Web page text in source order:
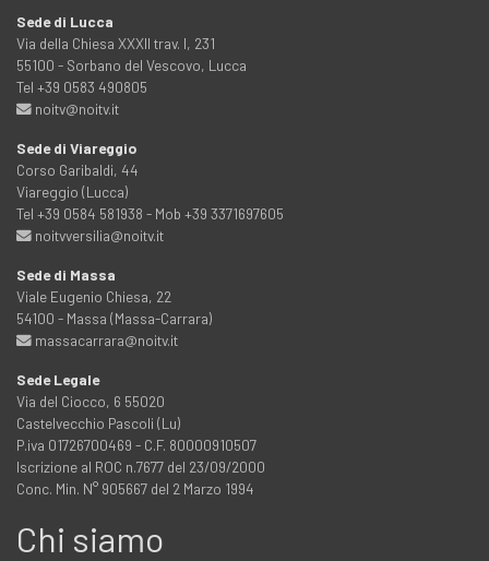
Sede di Lucca
Via della Chiesa XXXII trav. I, 231
55100 - Sorbano del Vescovo, Lucca
Tel +39 0583 490805
noitv@noitv.it
Sede di Viareggio
Corso Garibaldi, 44
Viareggio (Lucca)
Tel +39 0584 581938 - Mob +39 3371697605
noitvversilia@noitv.it
Sede di Massa
Viale Eugenio Chiesa, 22
54100 - Massa (Massa-Carrara)
massacarrara@noitv.it
Sede Legale
Via del Ciocco, 6 55020
Castelvecchio Pascoli (Lu)
P.iva 01726700469 - C.F. 80000910507
Iscrizione al ROC n.7677 del 23/09/2000
Conc. Min. N° 905667 del 2 Marzo 1994
Chi siamo